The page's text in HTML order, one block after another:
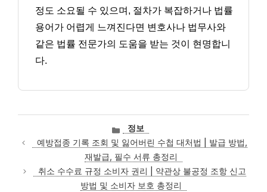
정도 소요될 수 있으며, 절차가 복잡하거나 법률
용어가 어렵게 느껴진다면 변호사나 법무사와
같은 법률 전문가의 도움을 받는 것이 현명합니
다.
카
테
고
리
정보
예방접종 기록 조회 및 잃어버린 수첩 대처법 | 발급 방법,
재발급, 필수 서류 총정리
취소 수수료 규정 소비자 권리 | 약관상 불공정 조항 신고
방법 및 소비자 보호 총정리